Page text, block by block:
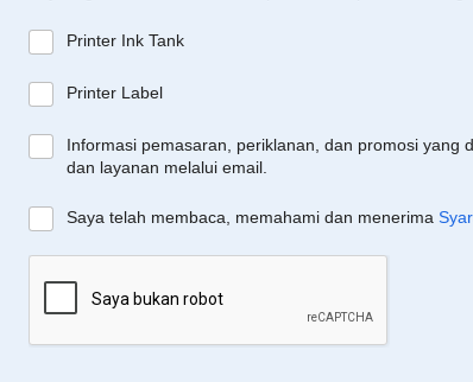
Printer Ink Tank
Printer Label
Informasi pemasaran, periklanan, dan promosi yang
dan layanan melalui email.
Saya telah membaca, memahami dan menerima